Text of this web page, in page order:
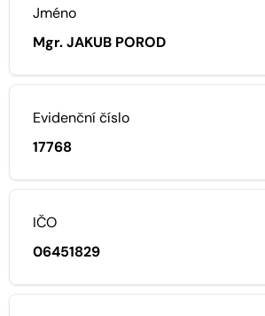
Jméno
Mgr. JAKUB POROD
Evidenční číslo
17768
IČO
06451829